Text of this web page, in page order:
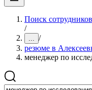
Поиск
/
... /
резюме в
менеджер по